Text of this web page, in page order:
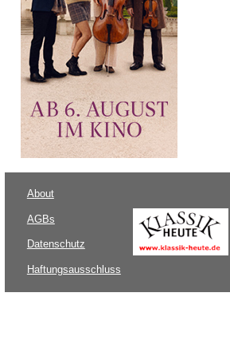
About
AGBs
Datenschutz
Haftungsausschluss